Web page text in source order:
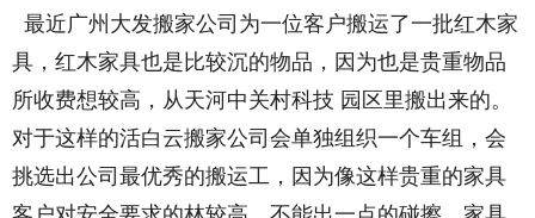
最近广州大发搬家公司为一位客户搬运了一批红木家
具，红木家具也是比较沉的物品，因为也是贵重物品
所收费想较高，从天河中关村科技 园区里搬出来的。
对于这样的活白云搬家公司会单独组织一个车组，会
挑选出公司最优秀的搬运工，因为像这样贵重的家具